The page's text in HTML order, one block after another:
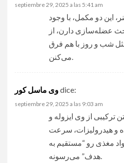
septiembre 29, 2025 a las 5:41 am
، این دو مکمل، با وجود
عضله‌سازی دارن، از
شب و روز با هم فرق
می‌کنن.
وی ماسل کورdice:
septiembre 29, 2025 a las 9:03 am
ترکیبی از وی ایزوله و
و هیدرولیزات، سرعت
مغذی رو “مستقیم به
هدف” می‌رسونه.